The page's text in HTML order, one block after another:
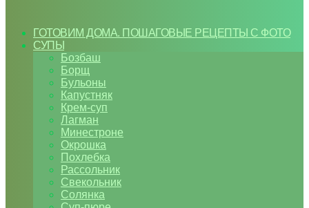
ГОТОВИМ ДОМА. ПОШАГОВЫЕ РЕЦЕПТЫ С ФОТО
СУПЫ
Бозбаш
Борщ
Бульоны
Капустняк
Крем-суп
Лагман
Минестроне
Окрошка
Похлебка
Рассольник
Свекольник
Солянка